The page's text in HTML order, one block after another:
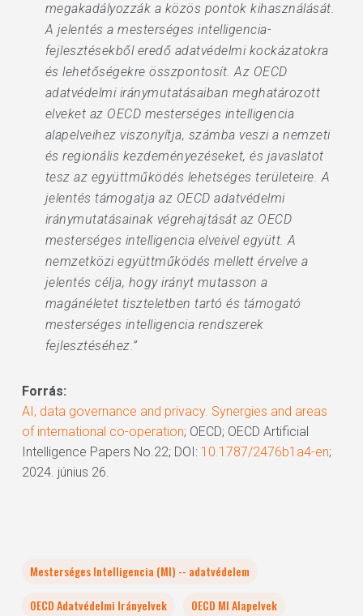
megakadályozzák a közös pontok kihasználását.
A jelentés a mesterséges intelligencia-
fejlesztésekből eredő adatvédelmi kockázatokra
és lehetőségekre összpontosít. Az OECD
adatvédelmi iránymutatásaiban meghatározott
elveket az OECD mesterséges intelligencia
alapelveihez viszonyítja, számba veszi a nemzeti
és regionális kezdeményezéseket, és javaslatot
tesz az együttműködés lehetséges területeire. A
jelentés támogatja az OECD adatvédelmi
iránymutatásainak végrehajtását az OECD
mesterséges intelligencia elveivel együtt. A
nemzetközi együttműködés mellett érvelve a
jelentés célja, hogy irányt mutasson a
magánéletet tiszteletben tartó és támogató
mesterséges intelligencia rendszerek
fejlesztéséhez.”
Forrás:
AI, data governance and privacy. Synergies and areas
of international co-operation; OECD; OECD Artificial
Intelligence Papers No.22; DOI: 10.1787/2476b1a4-en;
2024. június 26.
Mesterséges Intelligencia (MI) -- adatvédelem
OECD Adatvédelmi Irányelvek
OECD MI Alapelvek